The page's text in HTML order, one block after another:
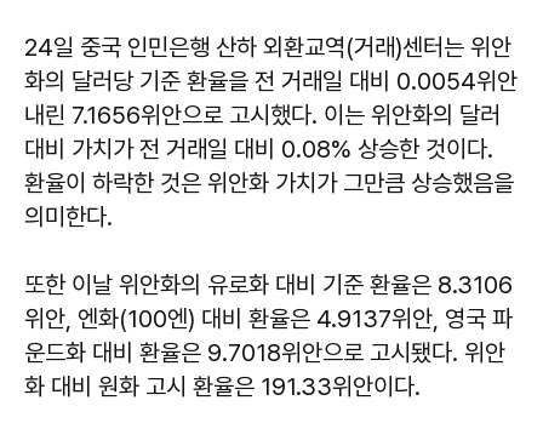
24일 중국 인민은행 산하 외환교역(거래)센터는 위안
화의 달러당 기준 환율을 전 거래일 대비 0.0054위안
내린 7.1656위안으로 고시했다. 이는 위안화의 달러
대비 가치가 전 거래일 대비 0.08% 상승한 것이다.
환율이 하락한 것은 위안화 가치가 그만큼 상승했음을
의미한다.
또한 이날 위안화의 유로화 대비 기준 환율은 8.3106
위안, 엔화(100엔) 대비 환율은 4.9137위안, 영국 파
운드화 대비 환율은 9.7018위안으로 고시됐다. 위안
화 대비 원화 고시 환율은 191.33위안이다.